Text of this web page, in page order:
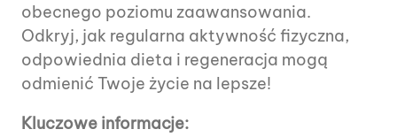
obecnego poziomu zaawansowania.
Odkryj, jak regularna aktywność fizyczna,
odpowiednia dieta i regeneracja mogą
odmienić Twoje życie na lepsze!
Kluczowe informacje: